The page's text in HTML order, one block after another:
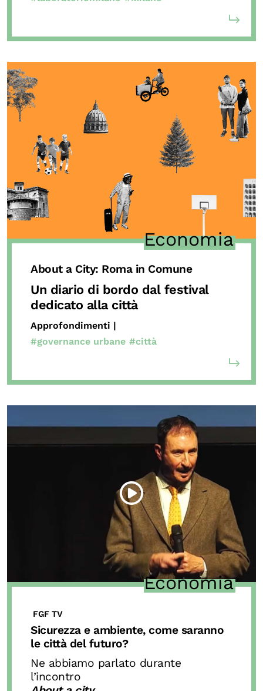
Economia
About a City: Roma in Comune
Un diario di bordo dal festival
dedicato alla città
Approfondimenti |
#governance urbane #città
Economia
FGF TV
Sicurezza e ambiente, come saranno
le città del futuro?
Ne abbiamo parlato durante
l’incontro